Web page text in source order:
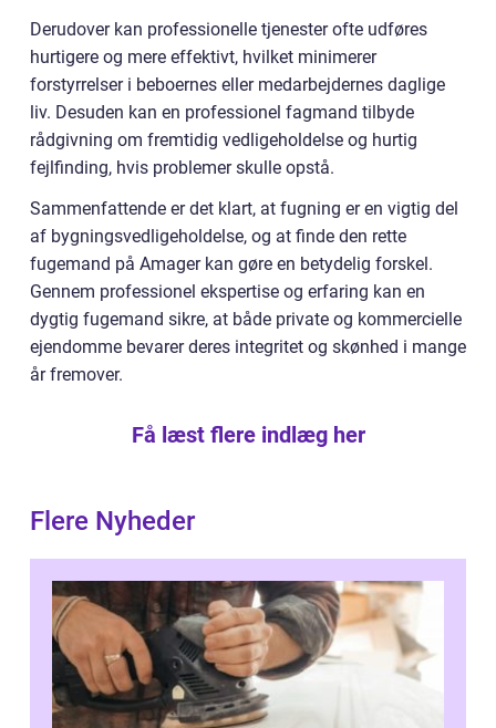
Derudover kan professionelle tjenester ofte udføres
hurtigere og mere effektivt, hvilket minimerer
forstyrrelser i beboernes eller medarbejdernes daglige
liv. Desuden kan en professionel fagmand tilbyde
rådgivning om fremtidig vedligeholdelse og hurtig
fejlfinding, hvis problemer skulle opstå.
Sammenfattende er det klart, at fugning er en vigtig del
af bygningsvedligeholdelse, og at finde den rette
fugemand på Amager kan gøre en betydelig forskel.
Gennem professionel ekspertise og erfaring kan en
dygtig fugemand sikre, at både private og kommercielle
ejendomme bevarer deres integritet og skønhed i mange
år fremover.
Få læst flere indlæg her
Flere Nyheder